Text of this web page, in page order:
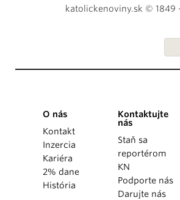
katolickenoviny.sk © 1849
O nás
Kontakt
Inzercia
Kariéra
2% dane
História
Kontaktujte
nás
Staň sa
reportérom
KN
Podporte nás
Darujte nás